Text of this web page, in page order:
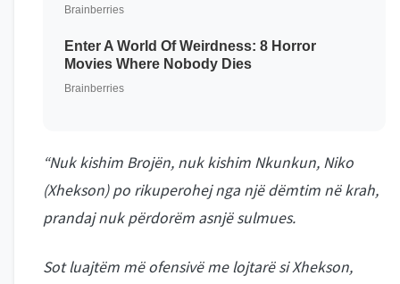
“Nuk kishim Brojën, nuk kishim Nkunkun, Niko
(Xhekson) po rikuperohej nga një dëmtim në krah,
prandaj nuk përdorëm asnjë sulmues.
Sot luajtëm më ofensivë me lojtarë si Xhekson,